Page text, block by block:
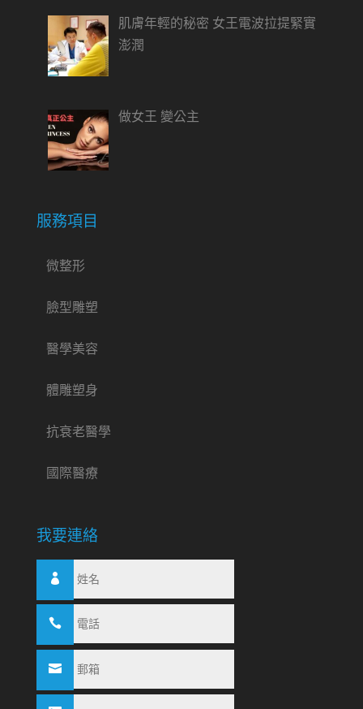
肌膚年輕的秘密 女王電波拉提緊實
澎潤
做女王 變公主
服務項目
微整形
臉型雕塑
醫學美容
體雕塑身
抗衰老醫學
國際醫療
我要連絡